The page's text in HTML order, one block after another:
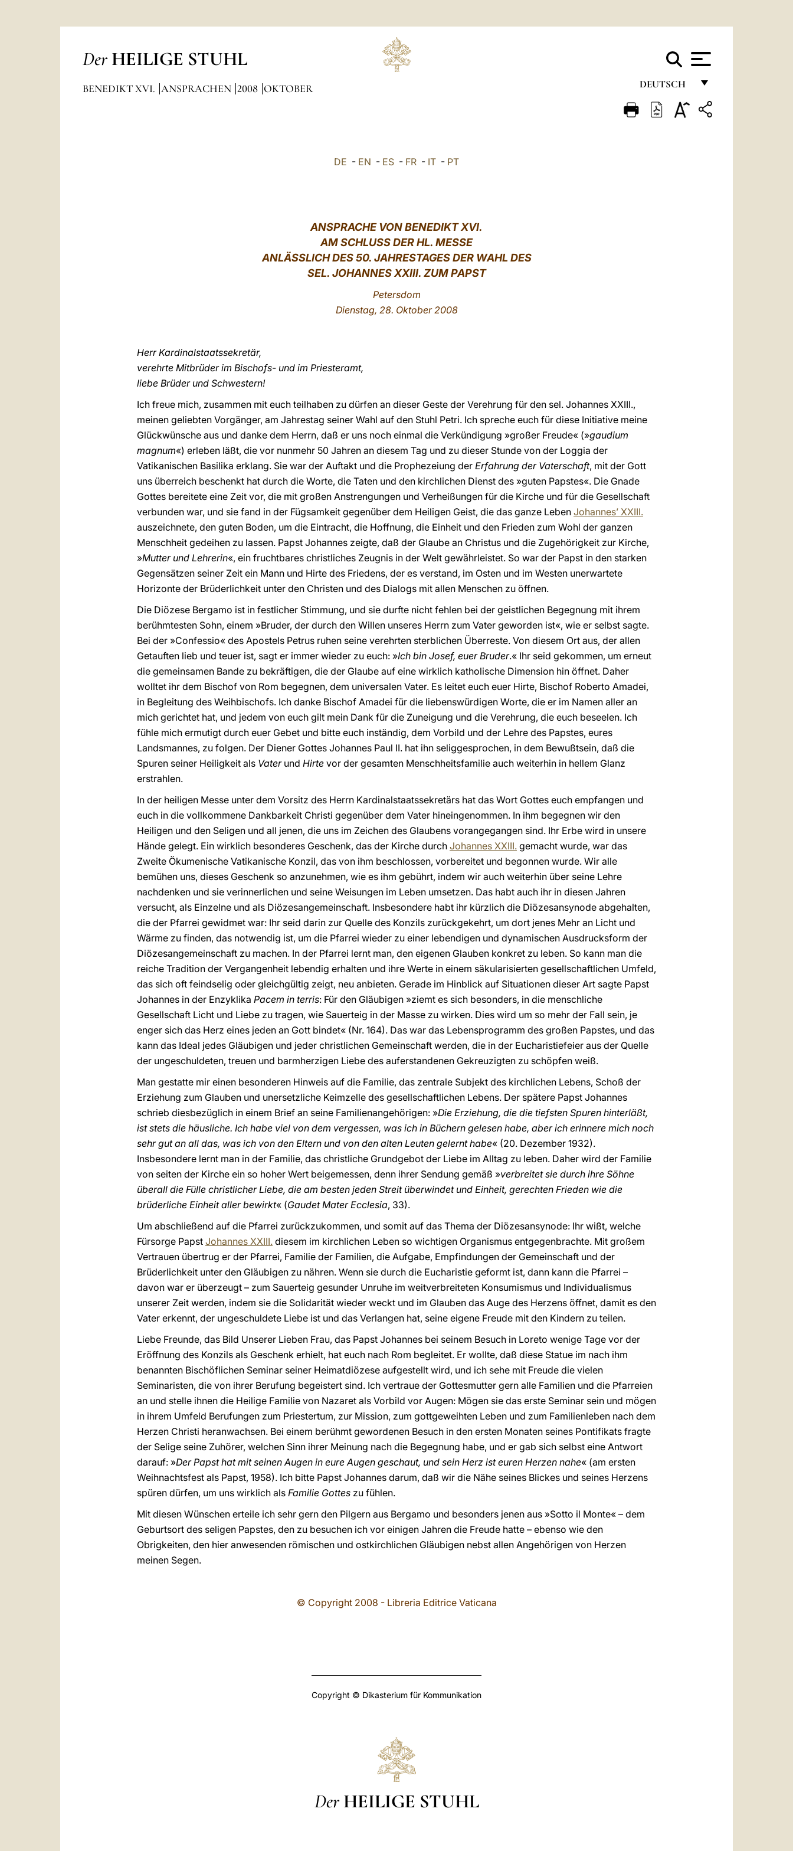
Der HEILIGE STUHL
DEUTSCH
FRANÇAIS
BENEDIKT XVI. ANSPRACHEN 2008 OKTOBER
DE - EN - ES - FR - IT - PT
ANSPRACHE VON BENEDIKT XVI.
AM SCHLUSS DER HL. MESSE
ANLÄSSLICH DES 50. JAHRESTAGES DER WAHL DES
SEL. JOHANNES XXIII. ZUM PAPST
Petersdom
Dienstag, 28. Oktober 2008
Herr Kardinalstaatssekretär,
verehrte Mitbrüder im Bischofs- und im Priesteramt,
liebe Brüder und Schwestern!
Ich freue mich, zusammen mit euch teilhaben zu dürfen an dieser Geste der Verehrung für den sel. Johannes XXIII.,
meinen geliebten Vorgänger, am Jahrestag seiner Wahl auf den Stuhl Petri. Ich spreche euch für diese Initiative meine
Glückwünsche aus und danke dem Herrn, daß er uns noch einmal die Verkündigung »großer Freude« (»gaudium
magnum«) erleben läßt, die vor nunmehr 50 Jahren an diesem Tag und zu dieser Stunde von der Loggia der
Vatikanischen Basilika erklang. Sie war der Auftakt und die Prophezeiung der Erfahrung der Vaterschaft, mit der Gott
uns überreich beschenkt hat durch die Worte, die Taten und den kirchlichen Dienst des »guten Papstes«. Die Gnade
Gottes bereitete eine Zeit vor, die mit großen Anstrengungen und Verheißungen für die Kirche und für die Gesellschaft
verbunden war, und sie fand in der Fügsamkeit gegenüber dem Heiligen Geist, die das ganze Leben Johannes’ XXIII.
auszeichnete, den guten Boden, um die Eintracht, die Hoffnung, die Einheit und den Frieden zum Wohl der ganzen
Menschheit gedeihen zu lassen. Papst Johannes zeigte, daß der Glaube an Christus und die Zugehörigkeit zur Kirche,
»Mutter und Lehrerin«, ein fruchtbares christliches Zeugnis in der Welt gewährleistet. So war der Papst in den starken
Gegensätzen seiner Zeit ein Mann und Hirte des Friedens, der es verstand, im Osten und im Westen unerwartete
Horizonte der Brüderlichkeit unter den Christen und des Dialogs mit allen Menschen zu öffnen.
Die Diözese Bergamo ist in festlicher Stimmung, und sie durfte nicht fehlen bei der geistlichen Begegnung mit ihrem
berühmtesten Sohn, einem »Bruder, der durch den Willen unseres Herrn zum Vater geworden ist«, wie er selbst sagte.
Bei der »Confessio« des Apostels Petrus ruhen seine verehrten sterblichen Überreste. Von diesem Ort aus, der allen
Getauften lieb und teuer ist, sagt er immer wieder zu euch: »Ich bin Josef, euer Bruder.« Ihr seid gekommen, um erneut
die gemeinsamen Bande zu bekräftigen, die der Glaube auf eine wirklich katholische Dimension hin öffnet. Daher
wolltet ihr dem Bischof von Rom begegnen, dem universalen Vater. Es leitet euch euer Hirte, Bischof Roberto Amadei,
in Begleitung des Weihbischofs. Ich danke Bischof Amadei für die liebenswürdigen Worte, die er im Namen aller an
mich gerichtet hat, und jedem von euch gilt mein Dank für die Zuneigung und die Verehrung, die euch beseelen. Ich
fühle mich ermutigt durch euer Gebet und bitte euch inständig, dem Vorbild und der Lehre des Papstes, eures
Landsmannes, zu folgen. Der Diener Gottes Johannes Paul II. hat ihn seliggesprochen, in dem Bewußtsein, daß die
Spuren seiner Heiligkeit als Vaterund Hirte vor der gesamten Menschheitsfamilie auch weiterhin in hellem Glanz
erstrahlen.
In der heiligen Messe unter dem Vorsitz des Herrn Kardinalstaatssekretärs hat das Wort Gottes euch empfangen und
euch in die vollkommene Dankbarkeit Christi gegenüber dem Vater hineingenommen. In ihm begegnen wir den
Heiligen und den Seligen und all jenen, die uns im Zeichen des Glaubens vorangegangen sind. Ihr Erbe wird in unsere
Hände gelegt. Ein wirklich besonderes Geschenk, das der Kirche durch Johannes XXIII. gemacht wurde, war das
Zweite Ökumenische Vatikanische Konzil, das von ihm beschlossen, vorbereitet und begonnen wurde. Wir alle
bemühen uns, dieses Geschenk so anzunehmen, wie es ihm gebührt, indem wir auch weiterhin über seine Lehre
nachdenken und sie verinnerlichen und seine Weisungen im Leben umsetzen. Das habt auch ihr in diesen Jahren
versucht, als Einzelne und als Diözesangemeinschaft. Insbesondere habt ihr kürzlich die Diözesansynode abgehalten,
die der Pfarrei gewidmet war: Ihr seid darin zur Quelle des Konzils zurückgekehrt, um dort jenes Mehr an Licht und
Wärme zu finden, das notwendig ist, um die Pfarrei wieder zu einer lebendigen und dynamischen Ausdrucksform der
Diözesangemeinschaft zu machen. In der Pfarrei lernt man, den eigenen Glauben konkret zu leben. So kann man die
reiche Tradition der Vergangenheit lebendig erhalten und ihre Werte in einem säkularisierten gesellschaftlichen Umfeld,
das sich oft feindselig oder gleichgültig zeigt, neu anbieten. Gerade im Hinblick auf Situationen dieser Art sagte Papst
Johannes in der Enzyklika Pacem in terris: Für den Gläubigen »ziemt es sich besonders, in die menschliche
Gesellschaft Licht und Liebe zu tragen, wie Sauerteig in der Masse zu wirken. Dies wird um so mehr der Fall sein, je
enger sich das Herz eines jeden an Gott bindet« (Nr. 164). Das war das Lebensprogramm des großen Papstes, und das
kann das Ideal jedes Gläubigen und jeder christlichen Gemeinschaft werden, die in der Eucharistiefeier aus der Quelle
der ungeschuldeten, treuen und barmherzigen Liebe des auferstandenen Gekreuzigten zu schöpfen weiß.
Man gestatte mir einen besonderen Hinweis auf die Familie, das zentrale Subjekt des kirchlichen Lebens, Schoß der
Erziehung zum Glauben und unersetzliche Keimzelle des gesellschaftlichen Lebens. Der spätere Papst Johannes
schrieb diesbezüglich in einem Brief an seine Familienangehörigen: »Die Erziehung, die die tiefsten Spuren hinterläßt,
ist stets die häusliche. Ich habe viel von dem vergessen, was ich in Büchern gelesen habe, aber ich erinnere mich noch
sehr gut an all das, was ich von den Eltern und von den alten Leuten gelernt habe« (20. Dezember 1932).
Insbesondere lernt man in der Familie, das christliche Grundgebot der Liebe im Alltag zu leben. Daher wird der Familie
von seiten der Kirche ein so hoher Wert beigemessen, denn ihrer Sendung gemäß »verbreitet sie durch ihre Söhne
überall die Fülle christlicher Liebe, die am besten jeden Streit überwindet und Einheit, gerechten Frieden wie die
brüderliche Einheit aller bewirkt« (Gaudet Mater Ecclesia, 33).
Um abschließend auf die Pfarrei zurückzukommen, und somit auf das Thema der Diözesansynode: Ihr wißt, welche
Fürsorge Papst Johannes XXIII. diesem im kirchlichen Leben so wichtigen Organismus entgegenbrachte. Mit großem
Vertrauen übertrug er der Pfarrei, Familie der Familien, die Aufgabe, Empfindungen der Gemeinschaft und der
Brüderlichkeit unter den Gläubigen zu nähren. Wenn sie durch die Eucharistie geformt ist, dann kann die Pfarrei –
davon war er überzeugt – zum Sauerteig gesunder Unruhe im weitverbreiteten Konsumismus und Individualismus
unserer Zeit werden, indem sie die Solidarität wieder weckt und im Glauben das Auge des Herzens öffnet, damit es den
Vater erkennt, der ungeschuldete Liebe ist und das Verlangen hat, seine eigene Freude mit den Kindern zu teilen.
Liebe Freunde, das Bild Unserer Lieben Frau, das Papst Johannes bei seinem Besuch in Loreto wenige Tage vor der
Eröffnung des Konzils als Geschenk erhielt, hat euch nach Rom begleitet. Er wollte, daß diese Statue im nach ihm
benannten Bischöflichen Seminar seiner Heimatdiözese aufgestellt wird, und ich sehe mit Freude die vielen
Seminaristen, die von ihrer Berufung begeistert sind. Ich vertraue der Gottesmutter gern alle Familien und die Pfarreien
an und stelle ihnen die Heilige Familie von Nazaret als Vorbild vor Augen: Mögen sie das erste Seminar sein und mögen
in ihrem Umfeld Berufungen zum Priestertum, zur Mission, zum gottgeweihten Leben und zum Familienleben nach dem
Herzen Christi heranwachsen. Bei einem berühmt gewordenen Besuch in den ersten Monaten seines Pontifikats fragte
der Selige seine Zuhörer, welchen Sinn ihrer Meinung nach die Begegnung habe, und er gab sich selbst eine Antwort
darauf: »Der Papst hat mit seinen Augen in eure Augen geschaut, und sein Herz ist euren Herzen nahe« (am ersten
Weihnachtsfest als Papst, 1958). Ich bitte Papst Johannes darum, daß wir die Nähe seines Blickes und seines Herzens
spüren dürfen, um uns wirklich als Familie Gottes zu fühlen.
Mit diesen Wünschen erteile ich sehr gern den Pilgern aus Bergamo und besonders jenen aus »Sotto il Monte« – dem
Geburtsort des seligen Papstes, den zu besuchen ich vor einigen Jahren die Freude hatte – ebenso wie den
Obrigkeiten, den hier anwesenden römischen und ostkirchlichen Gläubigen nebst allen Angehörigen von Herzen
meinen Segen.
© Copyright 2008 - Libreria Editrice Vaticana
Copyright © Dikasterium für Kommunikation
Der HEILIGE STUHL